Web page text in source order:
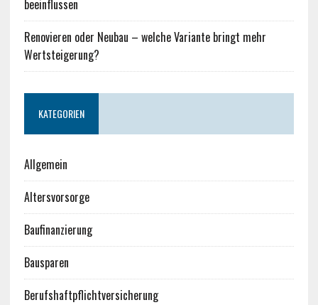
beeinflussen
Renovieren oder Neubau – welche Variante bringt mehr
Wertsteigerung?
KATEGORIEN
Allgemein
Altersvorsorge
Baufinanzierung
Bausparen
Berufshaftpflichtversicherung